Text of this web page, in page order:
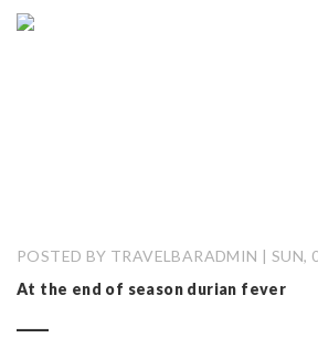
POSTED BY TRAVELBARADMIN |
At the end of season durian fever